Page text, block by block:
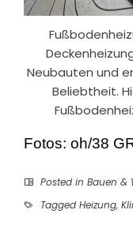
Neubauten und
Beliebtheit.
Fotos: oh/38
Posted in Bauen &
Tagged Heizung,